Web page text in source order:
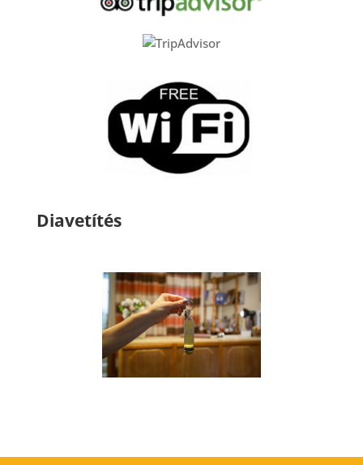
Diavetítés